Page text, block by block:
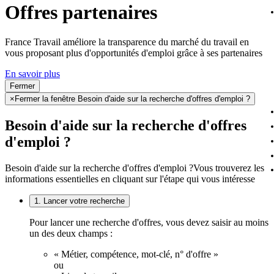
Offres partenaires
France Travail améliore la transparence du marché du travail en
vous proposant plus d'opportunités d'emploi grâce à ses partenaires
En savoir plus
Fermer
× Fermer la fenêtre Besoin d'aide sur la recherche d'offres d'emploi ?
Besoin d'aide sur la recherche d'offres
d'emploi ?
Besoin d'aide sur la recherche d'offres d'emploi ?Vous trouverez les
informations essentielles en cliquant sur l'étape qui vous intéresse
1. Lancer votre recherche
Pour lancer une recherche d'offres, vous devez saisir au moins
un des deux champs :
« Métier, compétence, mot-clé, n° d'offre »
ou